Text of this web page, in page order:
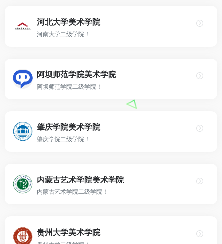
河北大学美术学院
河南大学二级学院！
阿坝师范学院美术学院
阿坝师范学院二级学院！
肇庆学院美术学院
肇庆学院二级学院！
内蒙古艺术学院美术学院
内蒙古艺术学院二级学院！
贵州大学美术学院